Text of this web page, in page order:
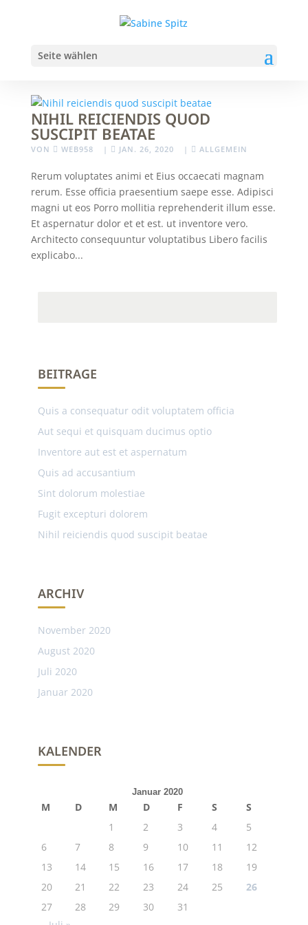
Seite wählen
NIHIL REICIENDIS QUOD
SUSCIPIT BEATAE
VON WEB958 | JAN. 26, 2020 | ALLGEMEIN
Rerum voluptates animi et Eius occaecati magnam
rerum. Esse officia praesentium saepe esse. Adipisci
magni ut eos Porro mollitia reprehenderit illum esse.
Et aspernatur dolor et et est. ut inventore vero.
Architecto consequuntur voluptatibus Libero facilis
explicabo...
BEITRAGE
Quis a consequatur odit voluptatem officia
Aut sequi et quisquam ducimus optio
Inventore aut est et aspernatum
Quis ad accusantium
Sint dolorum molestiae
Fugit excepturi dolorem
Nihil reiciendis quod suscipit beatae
ARCHIV
November 2020
August 2020
Juli 2020
Januar 2020
KALENDER
Januar 2020
M D M D F S
S
1
2 3 4
5
6
7 8 9 10 11
12
13
14 15 16 17 18
19
20
21 22 23 24 25
26
27
28 29 30
31